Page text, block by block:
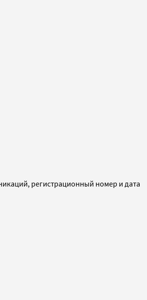
регистрационный номер и дата